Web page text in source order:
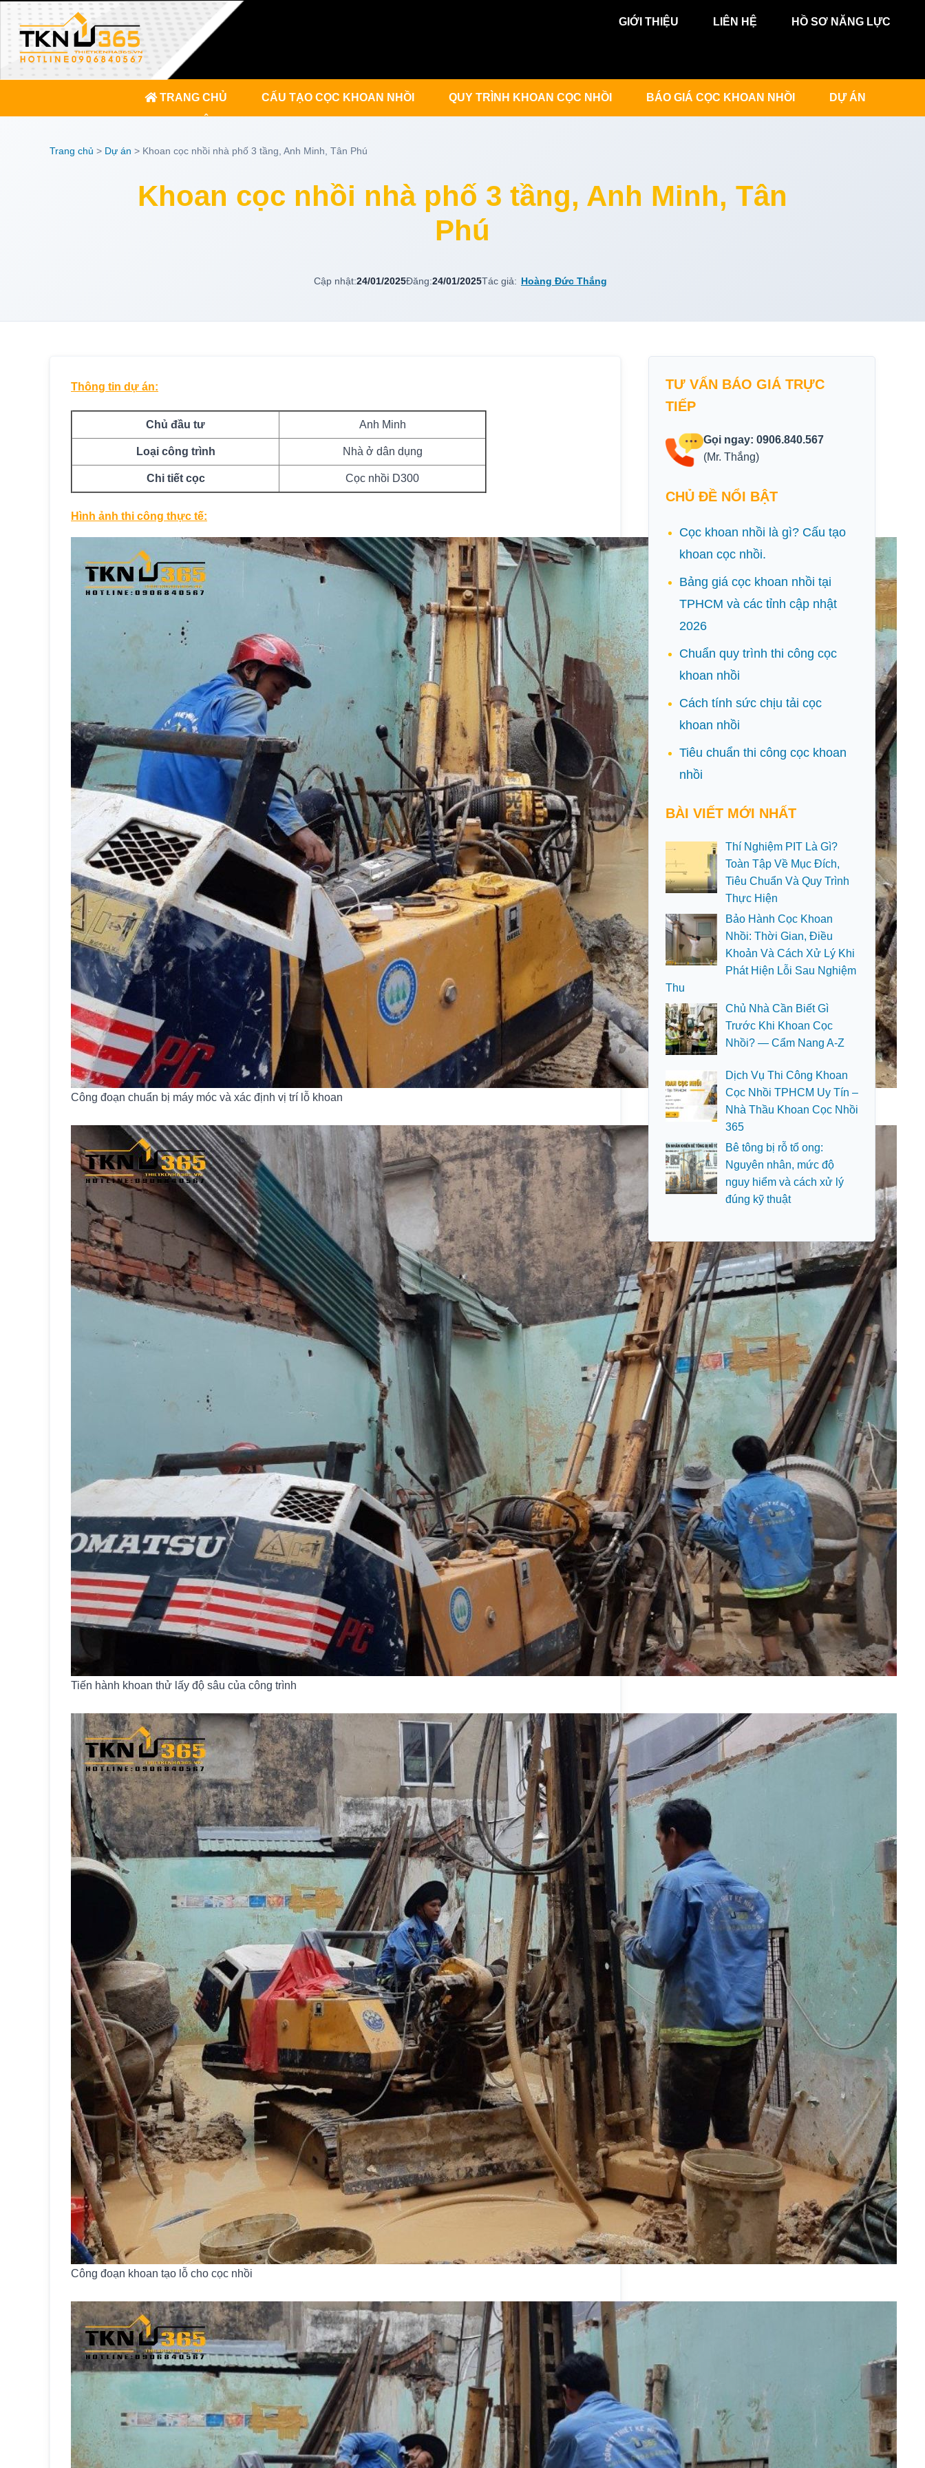
GIỚI THIỆU LIÊN HỆ HỒ SƠ NĂNG LỰC
TRANG CHỦ CẤU TẠO CỌC KHOAN NHỒI QUY TRÌNH KHOAN CỌC NHỒI BÁO GIÁ CỌC KHOAN NHỒI
DỰ ÁN
Trang chủ > Dự án > Khoan cọc nhồi nhà phố 3 tầng, Anh Minh, Tân Phú
Khoan cọc nhồi nhà phố 3 tầng, Anh Minh, Tân
Phú
Cập nhật:24/01/2025Đăng:24/01/2025Tác giả: Hoàng Đức Thắng
Thông tin dự án:
Chủ đầu tư Anh Minh
Loại công trình Nhà ở dân dụng
Chi tiết cọc Cọc nhồi D300
Hình ảnh thi công thực tế:
Công đoạn chuẩn bị máy móc và xác định vị trí lỗ khoan
Tiến hành khoan thử lấy độ sâu của công trình
Công đoạn khoan tạo lỗ cho cọc nhồi
TƯ VẤN BÁO GIÁ TRỰC
TIẾP
Gọi ngay: 0906.840.567
(Mr. Thắng)
CHỦ ĐỀ NỔI BẬT
Cọc khoan nhồi là gì? Cấu tạo
khoan cọc nhồi.
Bảng giá cọc khoan nhồi tại
TPHCM và các tỉnh cập nhật
2026
Chuẩn quy trình thi công cọc
khoan nhồi
Cách tính sức chịu tải cọc
khoan nhồi
Tiêu chuẩn thi công cọc khoan
nhồi
BÀI VIẾT MỚI NHẤT
Thí Nghiệm PIT Là Gì?
Toàn Tập Về Mục Đích,
Tiêu Chuẩn Và Quy Trình
Thực Hiện
Bảo Hành Cọc Khoan
Nhồi: Thời Gian, Điều
Khoản Và Cách Xử Lý Khi
Phát Hiện Lỗi Sau Nghiệm
Thu
Chủ Nhà Cần Biết Gì
Trước Khi Khoan Cọc
Nhồi? — Cẩm Nang A-Z
Dịch Vụ Thi Công Khoan
Cọc Nhồi TPHCM Uy Tín –
Nhà Thầu Khoan Cọc Nhồi
365
Bê tông bị rỗ tổ ong:
Nguyên nhân, mức độ
nguy hiểm và cách xử lý
đúng kỹ thuật